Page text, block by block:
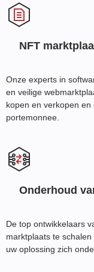
NFT
Onze experts in
en veilige
kopen en verkopen
portemonnee.
Onderhoud
De top ontwikkelaars
marktplaats te
uw oplossing zich